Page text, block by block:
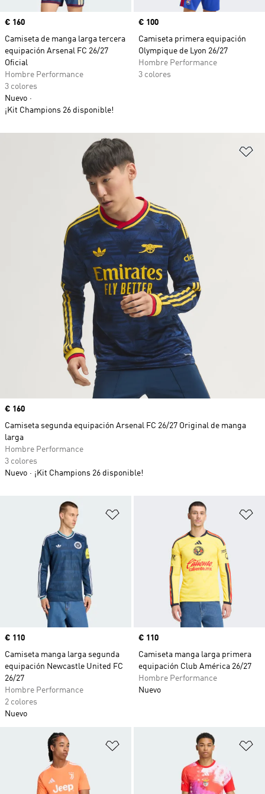
Precio
€ 160
Camiseta de manga larga tercera
equipación Arsenal FC 26/27
Oficial
Hombre Performance
3 colores
Nuevo
¡Kit Champions 26 disponible!
Precio
€ 100
Camiseta primera equipación
Olympique de Lyon 26/27
Hombre Performance
3 colores
Añadir a la lista de deseos
Precio
€ 110
Camiseta manga larga segunda
equipación Newcastle United FC
26/27
Hombre Performance
2 colores
Nuevo
Precio
€ 110
Camiseta manga larga primera
equipación Club América 26/27
Hombre Performance
Nuevo
Añadir a la lista de deseos
Precio
€ 160
Camiseta segunda equipación Arsenal FC 26/27 Original de manga
larga
Hombre Performance
3 colores
Nuevo
¡Kit Champions 26 disponible!